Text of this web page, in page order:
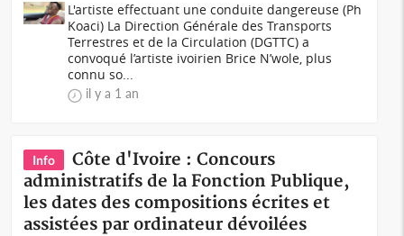
L'artiste effectuant une conduite dangereuse (Ph
Koaci) La Direction Générale des Transports
Terrestres et de la Circulation (DGTTC) a
convoqué l’artiste ivoirien Brice N’wole, plus
connu so...
il y a 1 an
Info
Côte d'Ivoire : Concours
administratifs de la Fonction Publique,
les dates des compositions écrites et
assistées par ordinateur dévoilées